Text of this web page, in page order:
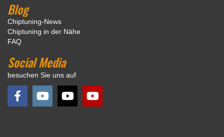
Blog
Chiptuning-News
Chiptuning in der Nähe
FAQ
Social Media
besuchen Sie uns auf